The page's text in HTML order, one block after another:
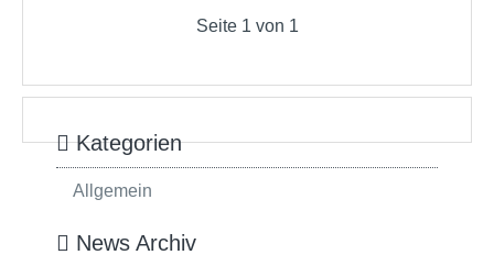
Seite 1 von 1
Kategorien
Allgemein
News Archiv